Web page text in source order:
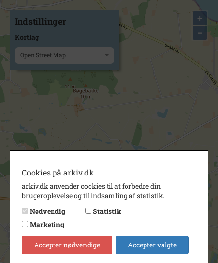
+
−
Indstillinger
Kortlag
Open Street Map
Cookies på arkiv.dk
arkiv.dk anvender cookies til at forbedre din
brugeroplevelse og til indsamling af statistik.
Nødvendig
Statistik
Marketing
Accepter nødvendige Accepter valgte